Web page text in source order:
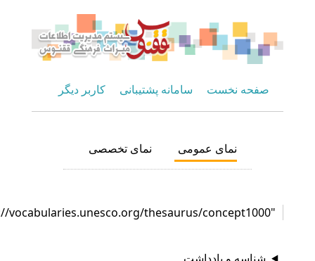
صفحه نخست سامانه پشتیبانی کاربر دیگر
نمای عمومی نمای تخصصی